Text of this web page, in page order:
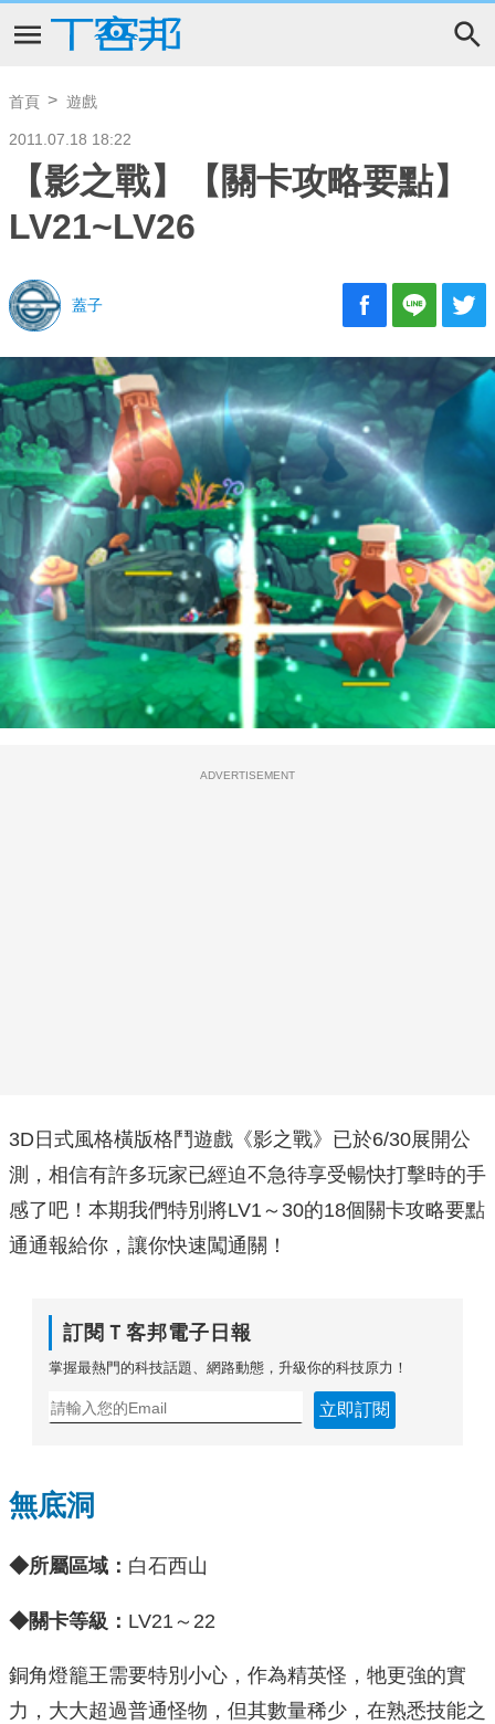
首頁 遊戲
2011.07.18 18:22
【影之戰】【關卡攻略要點】
LV21~LV26
蓋子
ADVERTISEMENT
3D日式風格橫版格鬥遊戲《影之戰》已於6/30展開公
測，相信有許多玩家已經迫不急待享受暢快打擊時的手
感了吧！本期我們特別將LV1～30的18個關卡攻略要點
通通報給你，讓你快速闖通關！
訂閱Ｔ客邦電子日報
掌握最熱門的科技話題、網路動態，升級你的科技原力！
立即訂閱
無底洞
◆所屬區域： 白石西山
◆關卡等級： LV21～22
銅角燈籠王需要特別小心，作為精英怪，牠更強的實
力，大大超過普通怪物，但其數量稀少，在熟悉技能之